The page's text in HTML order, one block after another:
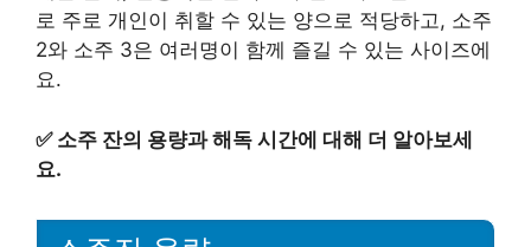
로 주로 개인이 취할 수 있는 양으로 적당하고, 소주
2와 소주 3은 여러명이 함께 즐길 수 있는 사이즈에
요.
✅ 소주 잔의 용량과 해독 시간에 대해 더 알아보세
요.